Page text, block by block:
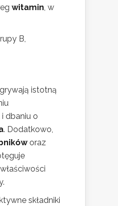
witamin, w
B,
istotną
i dbaniu o
. Dodatkowo,
oraz
składniki